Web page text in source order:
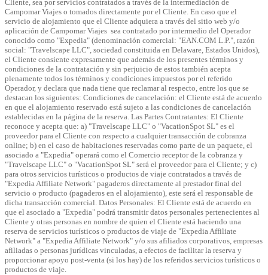
Cliente, sea por servicios contratados a través de la intermediación de
Campomar Viajes o tomados directamente por el Cliente. En caso que el
servicio de alojamiento que el Cliente adquiera a través del sitio web y/o
aplicación de Campomar Viajes sea contratado por intermedio del Operador
conocido como "Expedia" (denominación comercial: "EAN.COM L.P.", razón
social: "Travelscape LLC", sociedad constituida en Delaware, Estados Unidos),
el Cliente consiente expresamente que además de los presentes términos y
condiciones de la contratación y sin perjuicio de estos también acepta
plenamente todos los términos y condiciones impuestos por el referido
Operador, y declara que nada tiene que reclamar al respecto, entre los que se
destacan los siguientes: Condiciones de cancelación: el Cliente está de acuerdo
en que el alojamiento reservado está sujeto a las condiciones de cancelación
establecidas en la página de la reserva. Las Partes Contratantes: El Cliente
reconoce y acepta que: a) "Travelscape LLC" o "VacationSpot SL" es el
proveedor para el Cliente con respecto a cualquier transacción de cobranza
online; b) en el caso de habitaciones reservadas como parte de un paquete, el
asociado a "Expedia" operará como el Comercio receptor de la cobranza y
"Travelscape LLC" o "VacationSpot SL" será el proveedor para el Cliente; y c)
para otros servicios turísticos o productos de viaje contratados a través de
"Expedia Affiliate Network" pagaderos directamente al prestador final del
servicio o producto (pagaderos en el alojamiento), este será el responsable de
dicha transacción comercial. Datos Personales: El Cliente está de acuerdo en
que el asociado a "Expedia" podrá transmitir datos personales pertenecientes al
Cliente y otras personas en nombre de quien el Cliente está haciendo una
reserva de servicios turísticos o productos de viaje de "Expedia Affiliate
Network" a "Expedia Affiliate Network" y/o sus afiliados corporativos, empresas
afiliadas o personas jurídicas vinculadas, a efectos de facilitar la reserva y
proporcionar apoyo post-venta (si los hay) de los referidos servicios turísticos o
productos de viaje.